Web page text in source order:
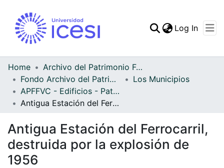
Statistics
Log In
Home
Archivo del Patrimonio Fotográfico y Fílmico del Valle del Cauca
Fondo Archivo del Patrimonio Fotográfico y Fílmico del Valle del Cauca
Los Municipios
APFFVC - Edificios - Patrimonial
Antigua Estación del Ferrocarril, destruida por la explosión de 1956
Antigua Estación del Ferrocarril,
destruida por la explosión de
1956